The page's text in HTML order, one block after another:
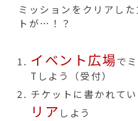
ミッションをクリアし
トが…！？
イベント広場で
Tしよう（受付）
チケットに書かれてい
リア しよう